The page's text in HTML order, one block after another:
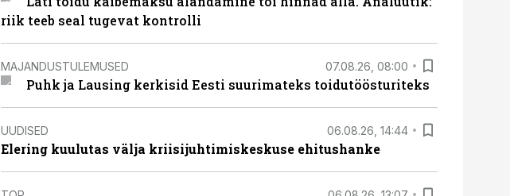
riik teeb seal tugevat kontrolli
MAJANDUSTULEMUSED 07.08.26, 08:00
Puhk ja Lausing kerkisid Eesti suurimateks toidutöösturiteks
UUDISED 06.08.26, 14:44
Elering kuulutas välja kriisijuhtimiskeskuse ehitushanke